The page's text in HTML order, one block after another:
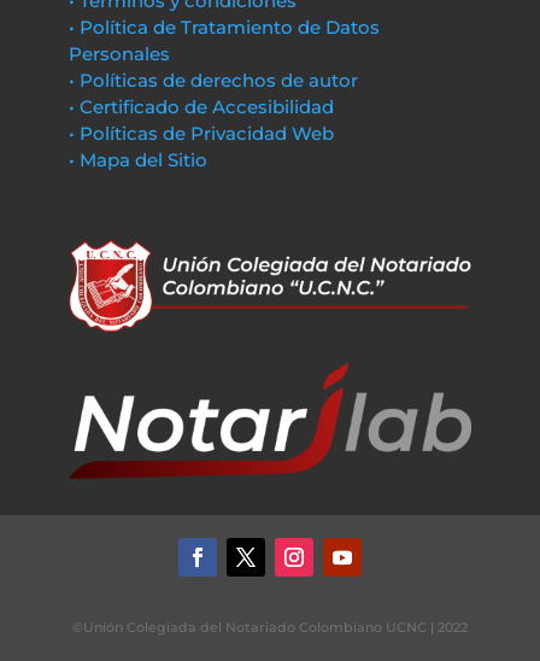
• Política de Tratamiento de Datos
Personales
• Políticas de derechos de autor
• Certificado de Accesibilidad
• Políticas de Privacidad Web
• Mapa del Sitio
©Unión Colegiada del Notariado Colombiano UCNC | 2022